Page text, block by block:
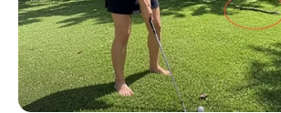
Estou apaixonada pelo seu
lindo, parabéns, que o Senhor
e abençoando, você tem nos
beijos!